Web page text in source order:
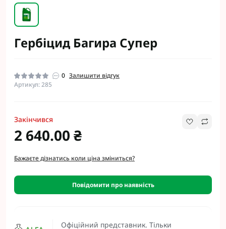
Гербіцид Багира Супер
0 Залишити відгук
Артикул: 285
Офіційний представник. Тільки
Закінчився
2 640.00 ₴
Бажаєте дізнатись коли ціна зміниться?
Повідомити про наявність